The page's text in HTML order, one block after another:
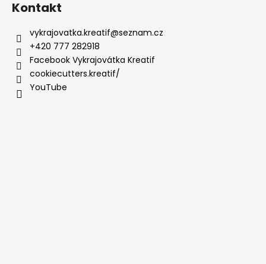
Kontakt
vykrajovatka.kreatif@seznam.cz
+420 777 282918
Facebook Vykrajovátka Kreatif
cookiecutters.kreatif/
YouTube